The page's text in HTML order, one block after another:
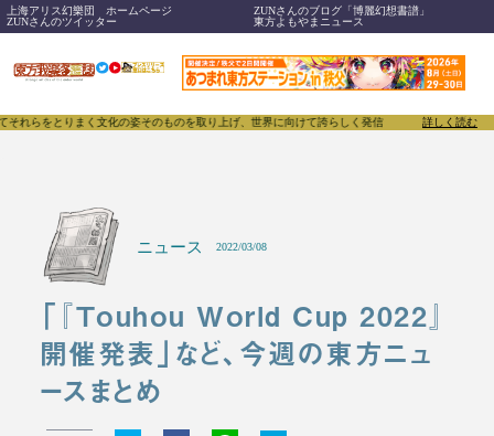
上海アリス幻樂団 ホームページ
ZUNさんのブログ「博麗幻想書譜」
ZUNさんのツイッター
東方よもやまニュース
まく文化の姿そのものを取り上げ、世界に向けて誇らしく発信することで、東方Projectのみ
詳しく読む
ニュース 2022/03/08
「『Touhou World Cup 2022』
開催発表」など、今週の東方ニュ
ースまとめ